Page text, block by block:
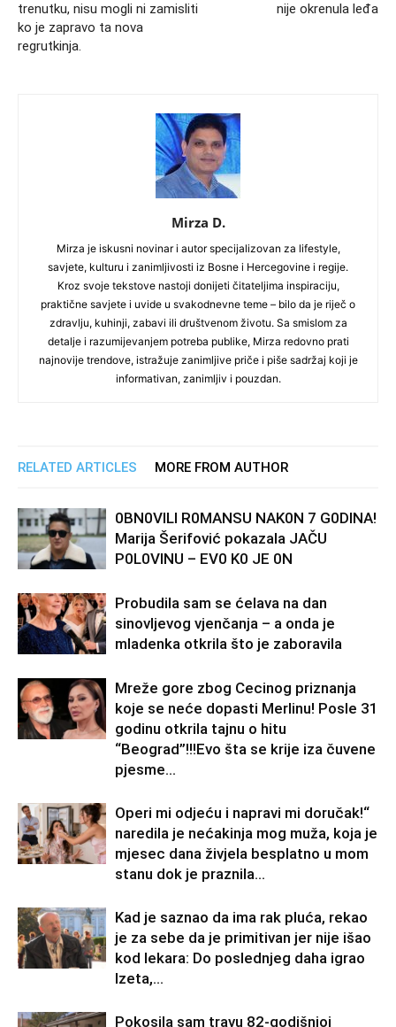
trenutku, nisu mogli ni zamisliti
ko je zapravo ta nova
regrutkinja.
nije okrenula leđa
Mirza D.
Mirza je iskusni novinar i autor specijalizovan za lifestyle,
savjete, kulturu i zanimljivosti iz Bosne i Hercegovine i regije.
Kroz svoje tekstove nastoji donijeti čitateljima inspiraciju,
praktične savjete i uvide u svakodnevne teme – bilo da je riječ o
zdravlju, kuhinji, zabavi ili društvenom životu. Sa smislom za
detalje i razumijevanjem potreba publike, Mirza redovno prati
najnovije trendove, istražuje zanimljive priče i piše sadržaj koji je
informativan, zanimljiv i pouzdan.
RELATED ARTICLES MORE FROM AUTHOR
0BN0VlLl R0MANSU NAK0N 7 G0DlNA!
Marija Šerifović pokazala JAČU
P0L0VINU – EV0 K0 JE 0N
Probudila sam se ćelava na dan
sinovljevog vjenčanja – a onda je
mladenka otkrila što je zaboravila
Mreže gore zbog Cecinog priznanja
koje se neće dopasti Merlinu! Posle 31
godinu otkrila tajnu o hitu
“Beograd”!!!Evo šta se krije iza čuvene
pjesme...
Operi mi odjeću i napravi mi doručak!“
naredila je nećakinja mog muža, koja je
mjesec dana živjela besplatno u mom
stanu dok je praznila...
Kad je saznao da ima rak pluća, rekao
je za sebe da je primitivan jer nije išao
kod lekara: Do poslednjeg daha igrao
Izeta,...
Pokosila sam travu 82-godišnjoj